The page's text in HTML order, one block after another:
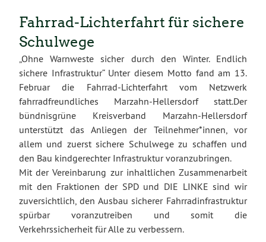
Fahrrad-Lichterfahrt für sichere
Schulwege
„Ohne Warnweste sicher durch den Winter. Endlich
sichere Infrastruktur“ Unter diesem Motto fand am 13.
Februar die Fahrrad-Lichterfahrt vom Netzwerk
fahrradfreundliches Marzahn-Hellersdorf statt.Der
bündnisgrüne Kreisverband Marzahn-Hellersdorf
unterstützt das Anliegen der Teilnehmer*innen, vor
allem und zuerst sichere Schulwege zu schaffen und
den Bau kindgerechter Infrastruktur voranzubringen.
Mit der Vereinbarung zur inhaltlichen Zusammenarbeit
mit den Fraktionen der SPD und DIE LINKE sind wir
zuversichtlich, den Ausbau sicherer Fahrradinfrastruktur
spürbar voranzutreiben und somit die
Verkehrssicherheit für Alle zu verbessern.